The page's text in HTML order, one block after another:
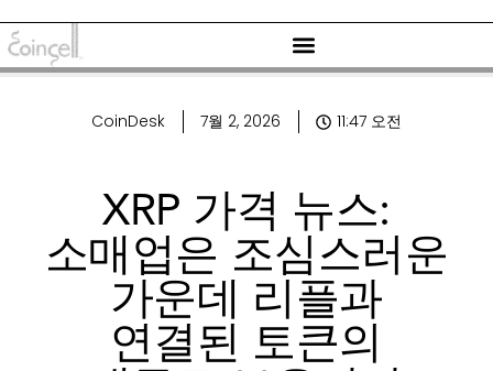
CoinDesk 7월 2, 2026 11:47 오전
XRP 가격 뉴스:
소매업은 조심스러운
가운데 리플과
연결된 토큰의